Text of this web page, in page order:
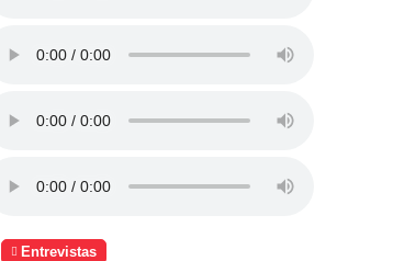
Entrevistas